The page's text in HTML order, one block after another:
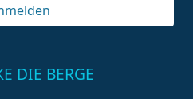
DIE BERGE